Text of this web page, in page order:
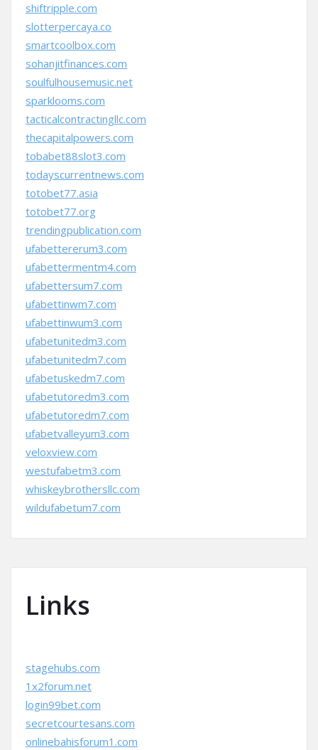
shiftripple.com
slotterpercaya.co
smartcoolbox.com
sohanjitfinances.com
soulfulhousemusic.net
sparklooms.com
tacticalcontractingllc.com
thecapitalpowers.com
tobabet88slot3.com
todayscurrentnews.com
totobet77.asia
totobet77.org
trendingpublication.com
ufabettererum3.com
ufabettermentm4.com
ufabettersum7.com
ufabettinwm7.com
ufabettinwum3.com
ufabetunitedm3.com
ufabetunitedm7.com
ufabetuskedm7.com
ufabetutoredm3.com
ufabetutoredm7.com
ufabetvalleyum3.com
veloxview.com
westufabetm3.com
whiskeybrothersllc.com
wildufabetum7.com
Links
stagehubs.com
1x2forum.net
login99bet.com
secretcourtesans.com
onlinebahisforum1.com